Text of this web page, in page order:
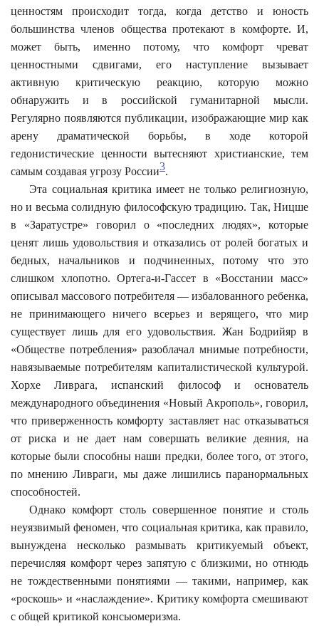
ценностям происходит тогда, когда детство и юность
большинства членов общества протекают в комфорте. И,
может быть, именно потому, что комфорт чреват
ценностными сдвигами, его наступление вызывает
активную критическую реакцию, которую можно
обнаружить и в российской гуманитарной мысли.
Регулярно появляются публикации, изображающие мир как
арену драматической борьбы, в ходе которой
гедонистические ценности вытесняют христианские, тем
самым создавая угрозу России3.
Эта социальная критика имеет не только религиозную,
но и весьма солидную философскую традицию. Так, Ницше
в «Заратустре» говорил о «последних людях», которые
ценят лишь удовольствия и отказались от ролей богатых и
бедных, начальников и подчиненных, потому что это
слишком хлопотно. Ортега-и-Гассет в «Восстании масс»
описывал массового потребителя — избалованного ребенка,
не принимающего ничего всерьез и верящего, что мир
существует лишь для его удовольствия. Жан Бодрийяр в
«Обществе потребления» разоблачал мнимые потребности,
навязываемые потребителям капиталистической культурой.
Хорхе Ливрага, испанский философ и основатель
международного объединения «Новый Акрополь», говорил,
что приверженность комфорту заставляет нас отказываться
от риска и не дает нам совершать великие деяния, на
которые были способны наши предки, более того, от этого,
по мнению Ливраги, мы даже лишились паранормальных
способностей.
Однако комфорт столь совершенное понятие и столь
неуязвимый феномен, что социальная критика, как правило,
вынуждена несколько размывать критикуемый объект,
перечисляя комфорт через запятую с близкими, но отнюдь
не тождественными понятиями — такими, например, как
«роскошь» и «наслаждение». Критику комфорта смешивают
с общей критикой консьюмеризма.